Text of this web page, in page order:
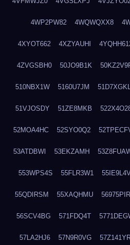
4WP2PW82 4WQWQXX8
4XYOT662 4XZYAUHI
4ZVGSBH0 50JO9B1K
510NBX1W 5160U7JM
51VJOSDY 51ZE8MKB
52MOA4HC 52SYO0Q2
53ATDBWI 53EKZAMH
553WPS4S 55FLR3W1
55QDIRSM 55XAQHMU 56975PIR
56SCV4BG 571FDQ4T
57LA2HJ6 57N9R0VG